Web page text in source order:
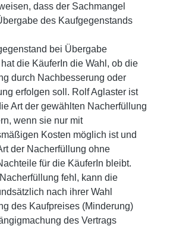
dass der Sachmangel
des Kaufgegenstands
bei Übergabe
die KäuferIn die Wahl, ob die
durch Nachbesserung oder
erfolgen soll. Rolf Aglaster ist
Art der gewählten Nacherfüllung
wenn sie nur mit
Kosten möglich ist und
der Nacherfüllung ohne
für die KäuferIn bleibt.
fehl, kann die
nach ihrer Wahl
des Kaufpreises (Minderung)
des Vertrags